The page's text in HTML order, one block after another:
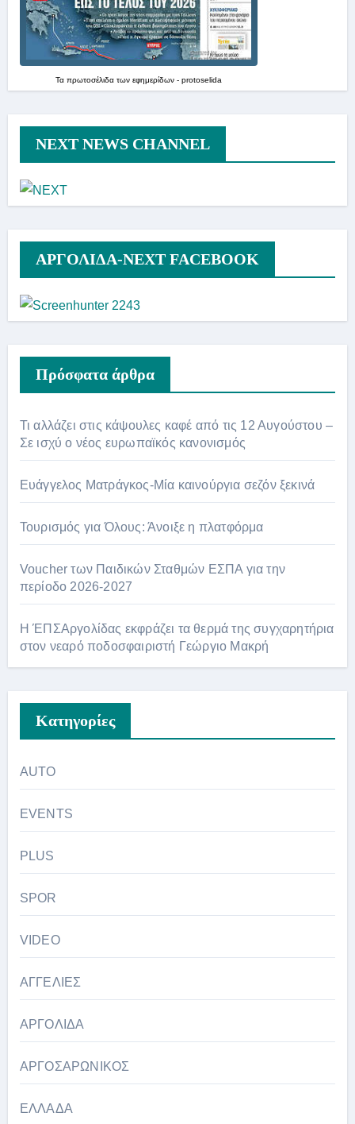
Τα πρωτοσέλιδα των εφημερίδων - protoselida
NEXT NEWS CHANNEL
ΑΡΓΟΛΙΔΑ-ΝΕΧΤ FACEBOOK
Πρόσφατα άρθρα
Τι αλλάζει στις κάψουλες καφέ από τις 12 Αυγούστου –
Σε ισχύ ο νέος ευρωπαϊκός κανονισμός
Ευάγγελος Ματράγκος-Μία καινούργια σεζόν ξεκινά
Τουρισμός για Όλους: Άνοιξε η πλατφόρμα
Voucher των Παιδικών Σταθμών ΕΣΠΑ για την
περίοδο 2026-2027
Η ΈΠΣΑργολίδας εκφράζει τα θερμά της συγχαρητήρια
στον νεαρό ποδοσφαιριστή Γεώργιο Μακρή
Kατηγορίες
AUTO
EVENTS
PLUS
SPOR
VIDEO
ΑΓΓΕΛΙΕΣ
ΑΡΓΟΛΙΔΑ
ΑΡΓΟΣΑΡΩΝΙΚΟΣ
ΕΛΛΑΔΑ